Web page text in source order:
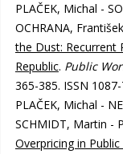
PLAČEK, Michal -
OCHRANA,
the Dust: Recurrent
Republic. Public
365-385. ISSN 1087-
PLAČEK, Michal -
SCHMIDT, Martin -
Overpricing in